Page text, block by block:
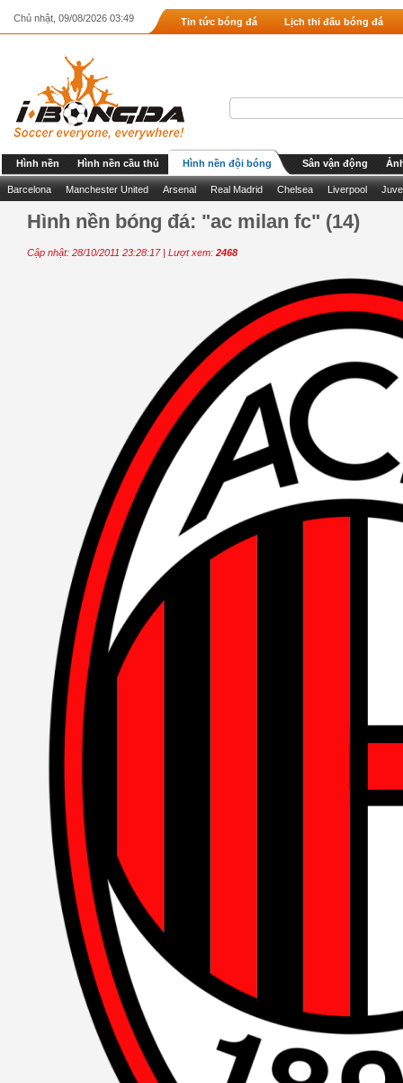
Chủ nhật, 09/08/2026 03:49 Tin tức bóng đá Lịch thi đấu bóng đá
Hình nền Hình nền cầu thủ Hình nền đội bóng Sân vận động
Barcelona Manchester United Arsenal Real Madrid Chelsea Liverpool
Hình nền bóng đá: "ac milan fc" (14)
Cập nhật: 28/10/2011 23:28:17 | Lượt xem: 2468